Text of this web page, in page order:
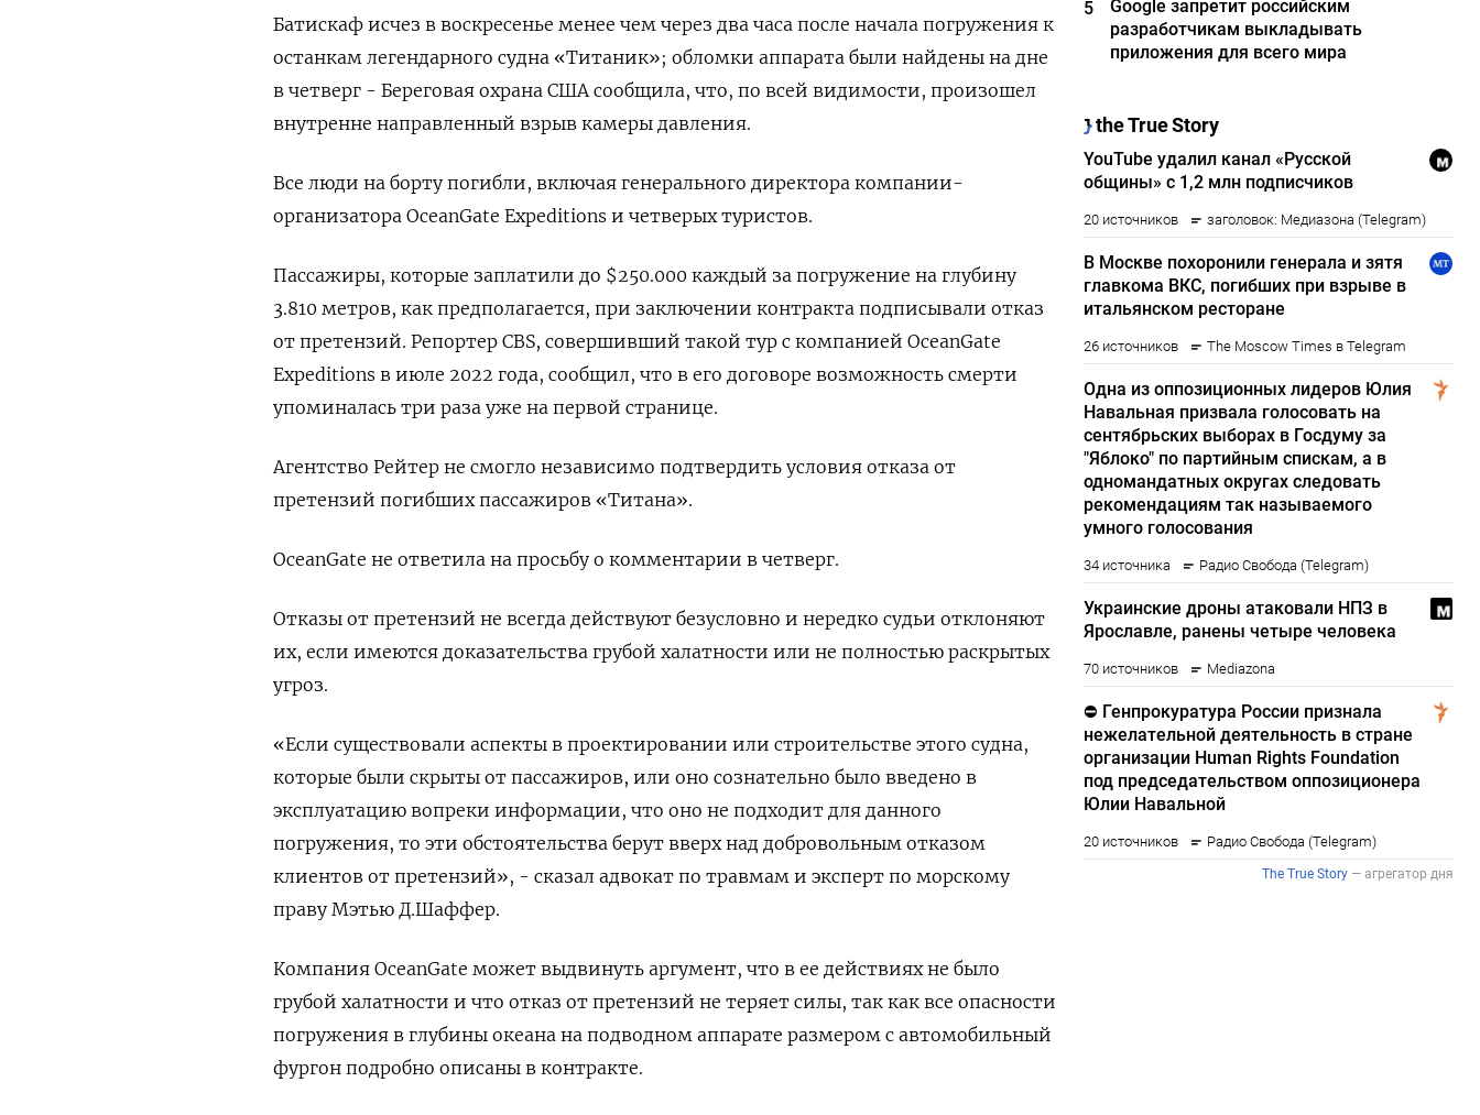
Батискаф исчез в воскресенье менее чем через два часа после начала погружения к
останкам легендарного судна «Титаник»; обломки аппарата были найдены на дне
в четверг - Береговая охрана США сообщила, что, по всей видимости, произошел
внутренне направленный взрыв камеры давления.
Все люди на борту погибли, включая генерального директора компании-
организатора OceanGate Expeditions и четверых туристов.
Пассажиры, которые заплатили до $250.000 каждый за погружение на глубину
3.810 метров, как предполагается, при заключении контракта подписывали отказ
от претензий. Репортер CBS, совершивший такой тур с компанией OceanGate
Expeditions в июле 2022 года, сообщил, что в его договоре возможность смерти
упоминалась три раза уже на первой странице.
Агентство Рейтер не смогло независимо подтвердить условия отказа от
претензий погибших пассажиров «Титана».
OceanGate не ответила на просьбу о комментарии в четверг.
Отказы от претензий не всегда действуют безусловно и нередко судьи отклоняют
их, если имеются доказательства грубой халатности или не полностью раскрытых
угроз.
«Если существовали аспекты в проектировании или строительстве этого судна,
которые были скрыты от пассажиров, или оно сознательно было введено в
эксплуатацию вопреки информации, что оно не подходит для данного
погружения, то эти обстоятельства берут вверх над добровольным отказом
клиентов от претензий», - сказал адвокат по травмам и эксперт по морскому
праву Мэтью Д.Шаффер.
Компания OceanGate может выдвинуть аргумент, что в ее действиях не было
грубой халатности и что отказ от претензий не теряет силы, так как все опасности
погружения в глубины океана на подводном аппарате размером с автомобильный
фургон подробно описаны в контракте.
5
Google запретит российским
разработчикам выкладывать
приложения для всего мира